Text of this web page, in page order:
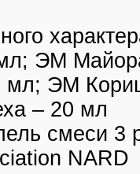
ЭМ
мл; ЭМ
– 20 мл
смеси 3
NARD